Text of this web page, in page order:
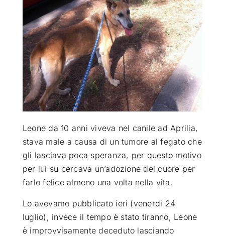
ATTUALITÀ
VIDEO
CHI SIAMO
SEMPRE CON ME
Leone da 10 anni viveva nel canile ad Aprilia,
stava male a causa di un tumore al fegato che
gli lasciava poca speranza, per questo motivo
per lui su cercava un’adozione del cuore per
farlo felice almeno una volta nella vita.
Lo avevamo pubblicato ieri (venerdi 24
luglio), invece il tempo è stato tiranno, Leone
è improvvisamente deceduto lasciando